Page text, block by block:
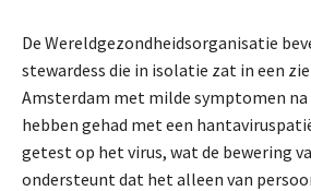
De Wereldgezondheidsorganisatie
stewardess die in isolatie zat in een
Amsterdam met milde symptomen
hebben gehad met een
getest op het virus, wat de bewering
ondersteunt dat het alleen van